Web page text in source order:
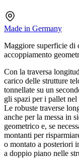
Made in Germany
Maggiore superficie di
accoppiamento
Con la traversa
carico delle strutture
tonnellate su un
gli spazi per i pallet
Le robuste traverse
anche per la messa in
geometrico e, se
montanti per
o montato a posteriori
a doppio piano nelle